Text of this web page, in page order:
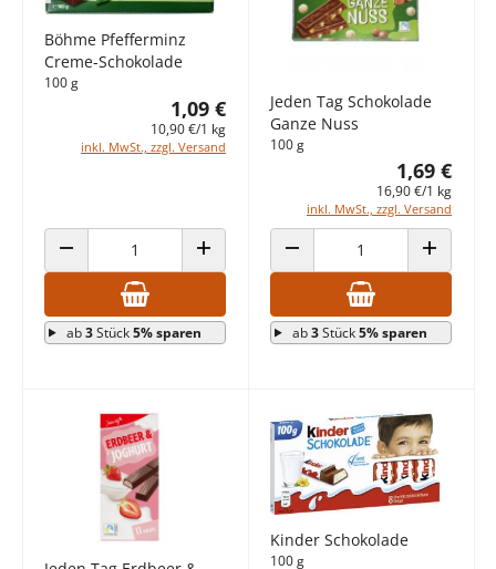
Böhme Pfefferminz
Creme-Schokolade
100 g
1,09 €
10,90 €/1 kg
inkl. MwSt., zzgl. Versand
ANZAHL VERRINGERN ANZAHL ERHÖHEN
ab3Stück5% sparen
Jeden Tag Schokolade
Ganze Nuss
100 g
1,69 €
16,90 €/1 kg
inkl. MwSt., zzgl. Versand
ANZAHL VERRINGERN ANZAHL
ab3Stück5% sparen
Kinder Schokolade
100 g